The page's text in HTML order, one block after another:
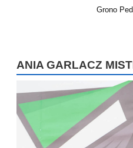
Grono
ANIA GARLACZ